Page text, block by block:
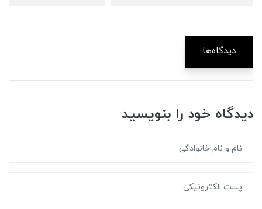
دیدگاه‌ها
دیدگاه خود را بنویسید